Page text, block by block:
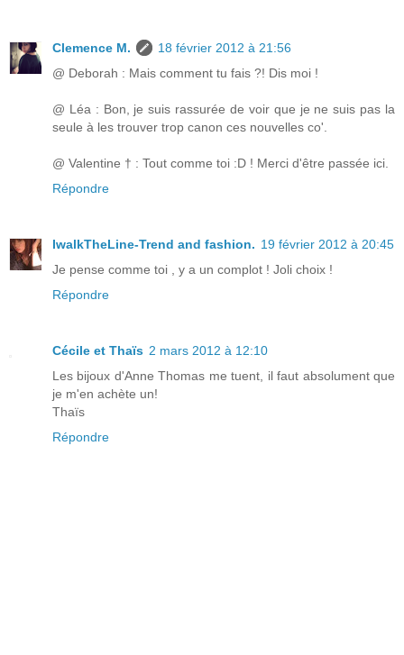
Clemence M.
18 février 2012 à 21:56
@ Deborah : Mais comment tu fais ?! Dis moi !
@ Léa : Bon, je suis rassurée de voir que je ne suis pas la
seule à les trouver trop canon ces nouvelles co'.
@ Valentine † : Tout comme toi :D ! Merci d'être passée ici.
Répondre
IwalkTheLine-Trend and fashion. 19 février 2012 à 20:45
Je pense comme toi , y a un complot ! Joli choix !
Répondre
Cécile et Thaïs 2 mars 2012 à 12:10
Les bijoux d'Anne Thomas me tuent, il faut absolument que
je m'en achète un!
Thaïs
Répondre